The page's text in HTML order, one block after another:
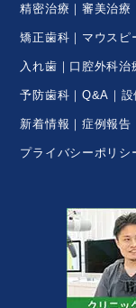
精密治療 審美治療
矯正歯科 マウスピ
入れ歯 口腔外科治
予防歯科 Q&A 設
新着情報 症例報告
プライバシーポリシ